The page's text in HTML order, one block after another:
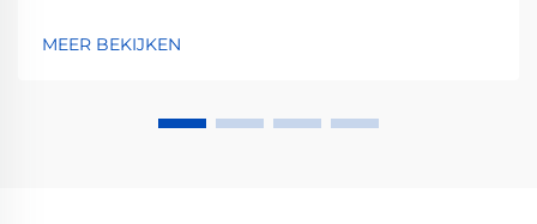
Bescherm nu jouw investering.
MEER BEKIJKEN